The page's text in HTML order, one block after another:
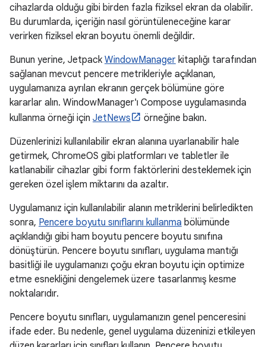
cihazlarda olduğu gibi birden fazla fiziksel ekran da olabilir.
Bu durumlarda, içeriğin nasıl görüntüleneceğine karar
verirken fiziksel ekran boyutu önemli değildir.
Bunun yerine, Jetpack WindowManager kitaplığı tarafından
sağlanan mevcut pencere metrikleriyle açıklanan,
uygulamanıza ayrılan ekranın gerçek bölümüne göre
kararlar alın. WindowManager'ı Compose uygulamasında
kullanma örneği için JetNews
örneğine bakın.
Düzenlerinizi kullanılabilir ekran alanına uyarlanabilir hale
getirmek, ChromeOS gibi platformları ve tabletler ile
katlanabilir cihazlar gibi form faktörlerini desteklemek için
gereken özel işlem miktarını da azaltır.
Uygulamanız için kullanılabilir alanın metriklerini belirledikten
sonra, Pencere boyutu sınıflarını kullanma bölümünde
açıklandığı gibi ham boyutu pencere boyutu sınıfına
dönüştürün. Pencere boyutu sınıfları, uygulama mantığı
basitliği ile uygulamanızı çoğu ekran boyutu için optimize
etme esnekliğini dengelemek üzere tasarlanmış kesme
noktalarıdır.
Pencere boyutu sınıfları, uygulamanızın genel penceresini
ifade eder. Bu nedenle, genel uygulama düzeninizi etkileyen